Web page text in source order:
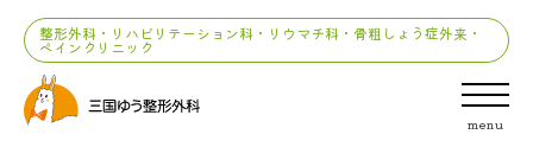
整形外科・リハビリテーション科・リウマチ科・骨粗しょう症外来・
ペインクリニック
menu